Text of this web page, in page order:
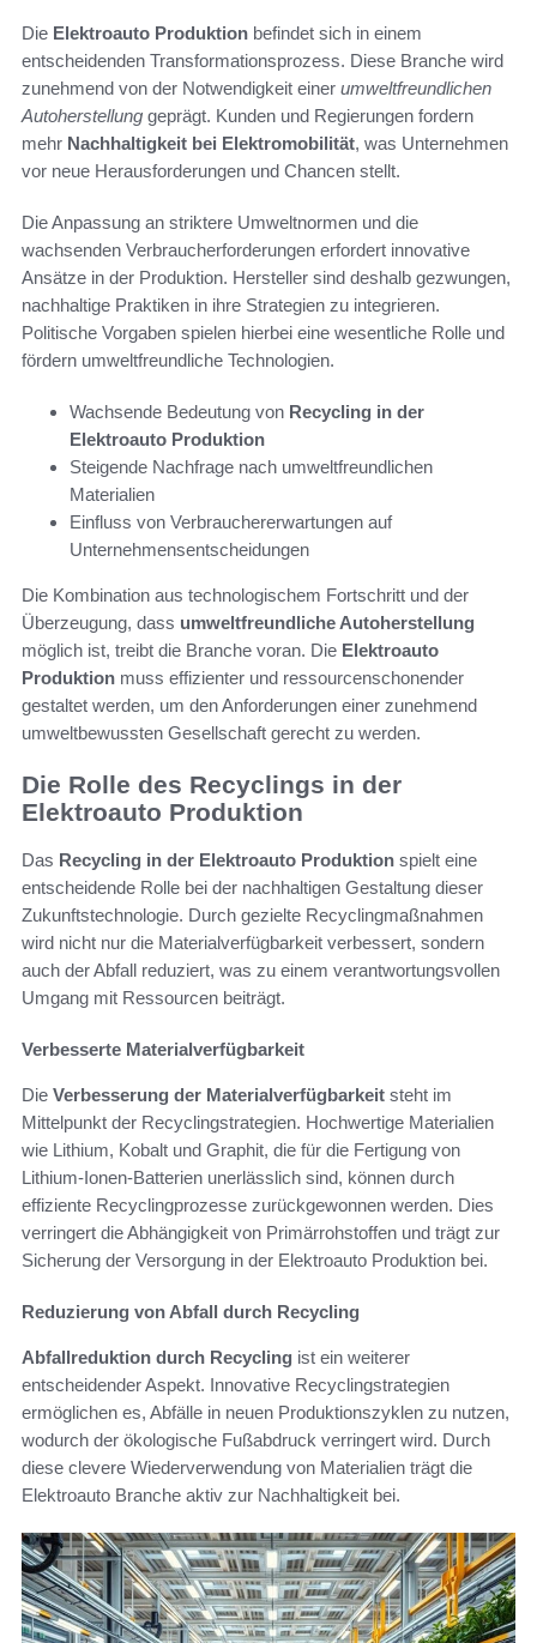
Die Elektroauto Produktion befindet sich in einem
entscheidenden Transformationsprozess. Diese Branche wird
zunehmend von der Notwendigkeit einer umweltfreundlichen
Autoherstellung geprägt. Kunden und Regierungen fordern
mehr Nachhaltigkeit bei Elektromobilität, was Unternehmen
vor neue Herausforderungen und Chancen stellt.
Die Anpassung an striktere Umweltnormen und die
wachsenden Verbraucherforderungen erfordert innovative
Ansätze in der Produktion. Hersteller sind deshalb gezwungen,
nachhaltige Praktiken in ihre Strategien zu integrieren.
Politische Vorgaben spielen hierbei eine wesentliche Rolle und
fördern umweltfreundliche Technologien.
Wachsende Bedeutung von Recycling in der
Elektroauto Produktion
Steigende Nachfrage nach umweltfreundlichen
Materialien
Einfluss von Verbrauchererwartungen auf
Unternehmensentscheidungen
Die Kombination aus technologischem Fortschritt und der
Überzeugung, dass umweltfreundliche Autoherstellung
möglich ist, treibt die Branche voran. Die Elektroauto
Produktion muss effizienter und ressourcenschonender
gestaltet werden, um den Anforderungen einer zunehmend
umweltbewussten Gesellschaft gerecht zu werden.
Die Rolle des Recyclings in der
Elektroauto Produktion
Das Recycling in der Elektroauto Produktion spielt eine
entscheidende Rolle bei der nachhaltigen Gestaltung dieser
Zukunftstechnologie. Durch gezielte Recyclingmaßnahmen
wird nicht nur die Materialverfügbarkeit verbessert, sondern
auch der Abfall reduziert, was zu einem verantwortungsvollen
Umgang mit Ressourcen beiträgt.
Verbesserte Materialverfügbarkeit
Die Verbesserung der Materialverfügbarkeit steht im
Mittelpunkt der Recyclingstrategien. Hochwertige Materialien
wie Lithium, Kobalt und Graphit, die für die Fertigung von
Lithium-Ionen-Batterien unerlässlich sind, können durch
effiziente Recyclingprozesse zurückgewonnen werden. Dies
verringert die Abhängigkeit von Primärrohstoffen und trägt zur
Sicherung der Versorgung in der Elektroauto Produktion bei.
Reduzierung von Abfall durch Recycling
Abfallreduktion durch Recycling ist ein weiterer
entscheidender Aspekt. Innovative Recyclingstrategien
ermöglichen es, Abfälle in neuen Produktionszyklen zu nutzen,
wodurch der ökologische Fußabdruck verringert wird. Durch
diese clevere Wiederverwendung von Materialien trägt die
Elektroauto Branche aktiv zur Nachhaltigkeit bei.